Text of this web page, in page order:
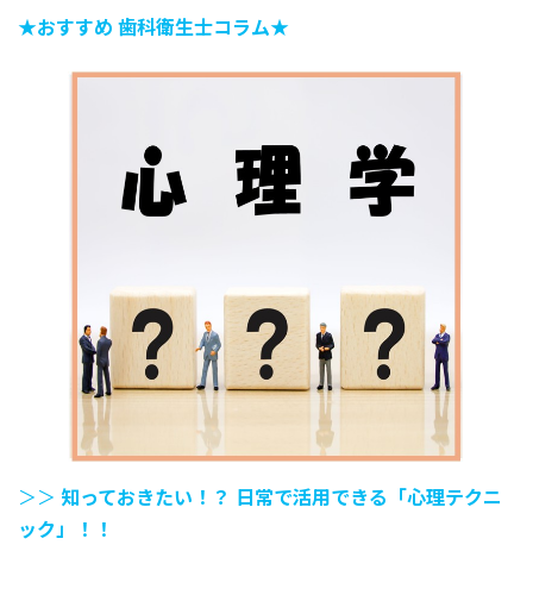
★おすすめ 歯科衛生士コラム★
＞＞ 知っておきたい！？ 日常で活用できる「心理テクニ
ック」！！